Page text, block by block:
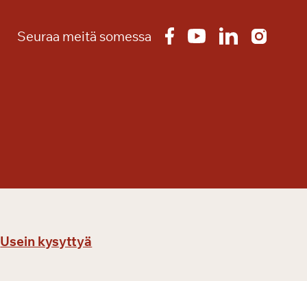
Seuraa meitä somessa
Usein kysyttyä